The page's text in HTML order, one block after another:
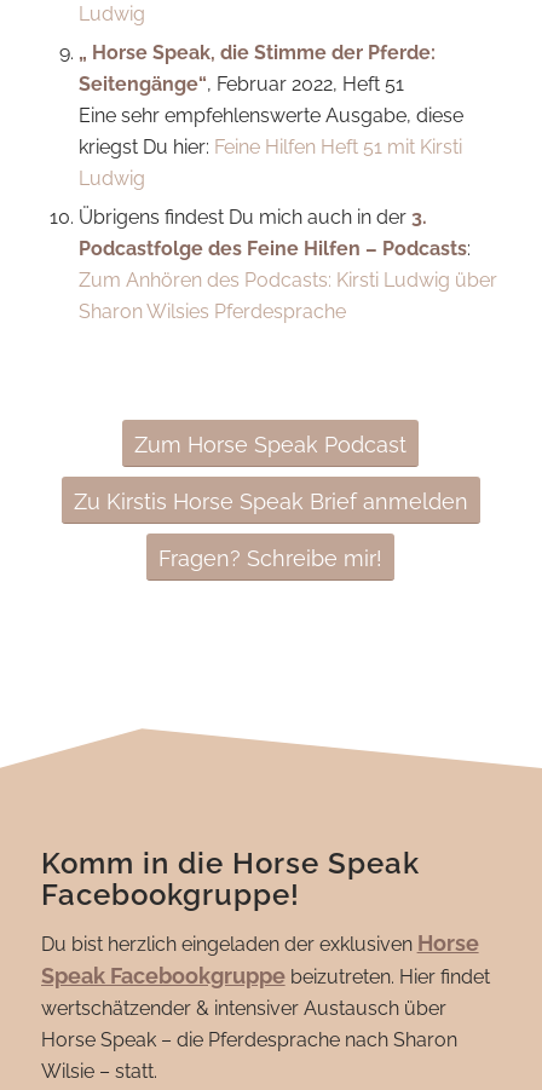
Ludwig
„ Horse Speak, die Stimme der Pferde:
Seitengänge“, Februar 2022, Heft 51
Eine sehr empfehlenswerte Ausgabe, diese
kriegst Du hier: Feine Hilfen Heft 51 mit Kirsti
Ludwig
Übrigens findest Du mich auch in der 3.
Podcastfolge des Feine Hilfen – Podcasts:
Zum Anhören des Podcasts: Kirsti Ludwig über
Sharon Wilsies Pferdesprache
Zum Horse Speak Podcast
Zu Kirstis Horse Speak Brief anmelden
Fragen? Schreibe mir!
Komm in die Horse Speak
Facebookgruppe!
Du bist herzlich eingeladen der exklusiven Horse
Speak Facebookgruppebeizutreten. Hier findet
wertschätzender & intensiver Austausch über
Horse Speak – die Pferdesprache nach Sharon
Wilsie – statt.